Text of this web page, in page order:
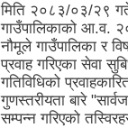
मिति २०८३/०३/२९
गाउँपालिकाको आ.व.
नौमूले गाउँपालिका र
प्रवाह गरिएका सेवा
गतिविधिको
गुणस्तरीयता बारे
सम्पन्न गरिएको